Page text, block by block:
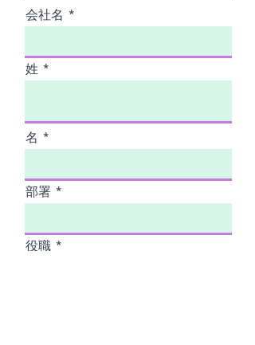
会社名
姓
名
部署
役職